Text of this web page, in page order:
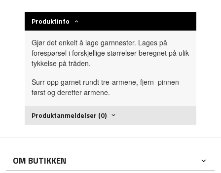
Produktinfo
Gjør det enkelt å lage garnnøster. Lages på
forespørsel i forskjellige størrelser beregnet på ulik
tykkelse på tråden.
Surr opp garnet rundt tre-armene, fjern pinnen
først og deretter armene.
Produktanmeldelser (0)
OM BUTIKKEN